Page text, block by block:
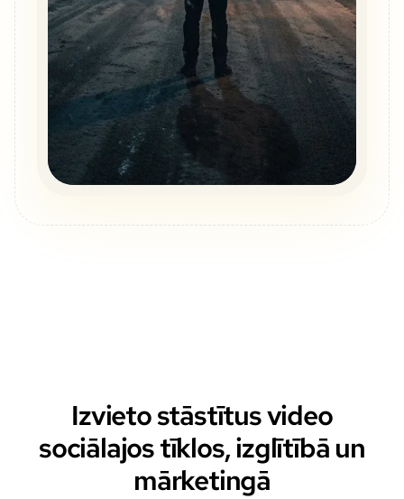
Izvieto stāstītus video
sociālajos tīklos, izglītībā un
mārketingā